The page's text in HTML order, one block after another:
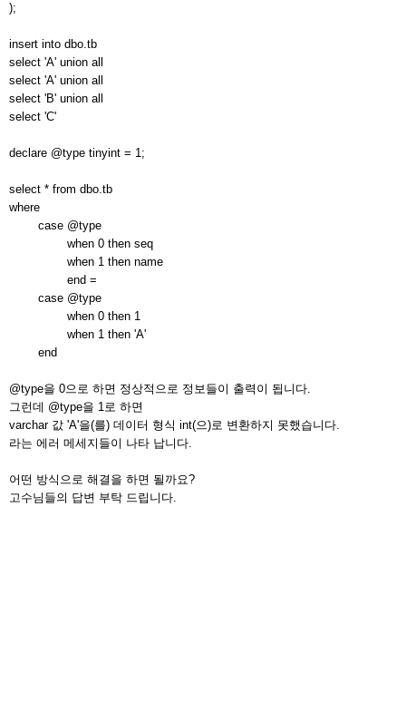
);
insert into dbo.tb
select 'A' union all
select 'A' union all
select 'B' union all
select 'C'
declare @type tinyint = 1;
select * from dbo.tb
where
case @type
when 0 then seq
when 1 then name
end =
case @type
when 0 then 1
when 1 then 'A'
end
@type을 0으로 하면 정상적으로 정보들이 출력이 됩니다.
그런데 @type을 1로 하면
varchar 값 'A'을(를) 데이터 형식 int(으)로 변환하지 못했습니다.
라는 에러 메세지들이 나타 납니다.
어떤 방식으로 해결을 하면 될까요?
고수님들의 답변 부탁 드립니다.